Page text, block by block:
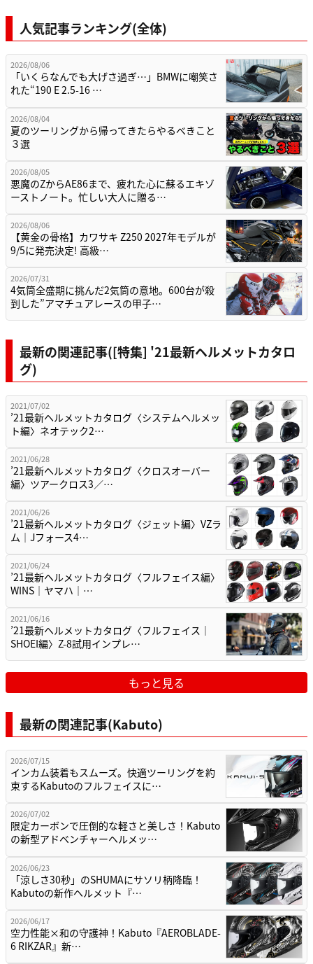
人気記事ランキング(全体)
2026/08/06
「いくらなんでも大げさ過ぎ…」BMWに嘲笑さ
れた“190 E 2.5-16 …
2026/08/04
夏のツーリングから帰ってきたらやるべきこと
３選
2026/08/05
悪魔のZからAE86まで、疲れた心に蘇るエキゾ
ーストノート。忙しい大人に贈る…
2026/08/06
【黄金の骨格】カワサキ Z250 2027年モデルが
9/5に発売決定! 高級…
2026/07/31
4気筒全盛期に挑んだ2気筒の意地。600台が殺
到した”アマチュアレースの甲子…
最新の関連記事([特集] '21最新ヘルメットカタロ
グ)
2021/07/02
’21最新ヘルメットカタログ〈システムヘルメッ
ト編〉ネオテック2…
2021/06/28
’21最新ヘルメットカタログ〈クロスオーバー
編〉ツアークロス3／…
2021/06/26
’21最新ヘルメットカタログ〈ジェット編〉VZラ
ム｜Jフォース4…
2021/06/24
’21最新ヘルメットカタログ〈フルフェイス編〉
WINS｜ヤマハ｜…
2021/06/16
’21最新ヘルメットカタログ〈フルフェイス｜
SHOEI編〉Z-8試用インプレ…
もっと見る
最新の関連記事(Kabuto)
2026/07/15
インカム装着もスムーズ。快適ツーリングを約
束するKabutoのフルフェイスに…
2026/07/02
限定カーボンで圧倒的な軽さと美しさ！Kabuto
の新型アドベンチャーヘルメッ…
2026/06/23
「涼しさ30秒」のSHUMAにサソリ柄降臨！
Kabutoの新作ヘルメット『…
2026/06/17
空力性能×和の守護神！Kabuto『AEROBLADE-
6 RIKZAR』新…